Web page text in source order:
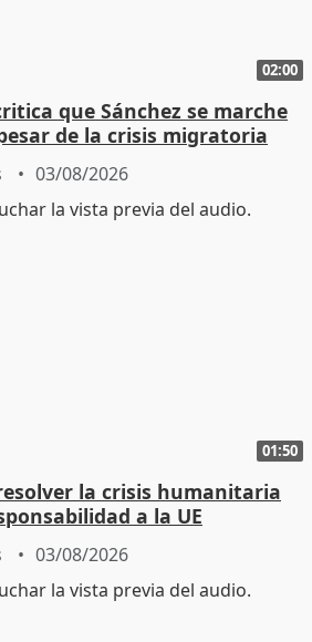
02:00
que Sánchez se marche
de la crisis migratoria
03/08/2026
01:50
la crisis humanitaria
a la UE
03/08/2026